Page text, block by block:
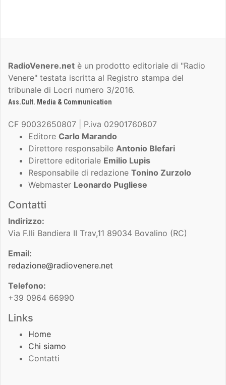
RadioVenere.net è un prodotto editoriale di "Radio
Venere" testata iscritta al Registro stampa del
tribunale di Locri numero 3/2016.
Ass.Cult. Media & Communication
CF 90032650807 | P.iva 02901760807
Editore Carlo Marando
Direttore responsabile Antonio Blefari
Direttore editoriale Emilio Lupis
Responsabile di redazione Tonino Zurzolo
Webmaster Leonardo Pugliese
Contatti
Indirizzo:
Via F.lli Bandiera II Trav,11 89034 Bovalino (RC)
Email:
redazione@radiovenere.net
Telefono:
+39 0964 66990
Links
Home
Chi siamo
Contatti